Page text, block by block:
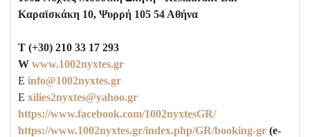
Καραϊσκάκη 10, Ψυρρή 105 54 Αθήνα
T (+30) 210 33 17 293
W www.1002nyxtes.gr
E info@1002nyxtes.gr
E xilies2nyxtes@yahoo.gr
https://www.facebook.com/1002nyxtesGR/
https://www.1002nyxtes.gr/index.php/GR/booking-gr (e-